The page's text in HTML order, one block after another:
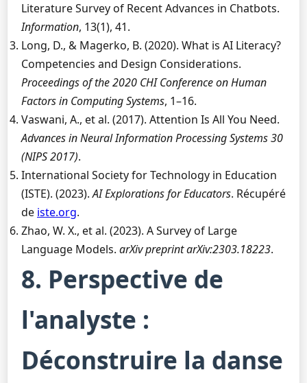
Literature Survey of Recent Advances in Chatbots.
Information, 13(1), 41.
Long, D., & Magerko, B. (2020). What is AI Literacy?
Competencies and Design Considerations.
Proceedings of the 2020 CHI Conference on Human
Factors in Computing Systems, 1–16.
Vaswani, A., et al. (2017). Attention Is All You Need.
Advances in Neural Information Processing Systems 30
(NIPS 2017).
International Society for Technology in Education
(ISTE). (2023).AI Explorations for Educators. Récupéré
de iste.org.
Zhao, W. X., et al. (2023). A Survey of Large
Language Models. arXiv preprint arXiv:2303.18223.
8. Perspective de
l'analyste :
Déconstruire la danse